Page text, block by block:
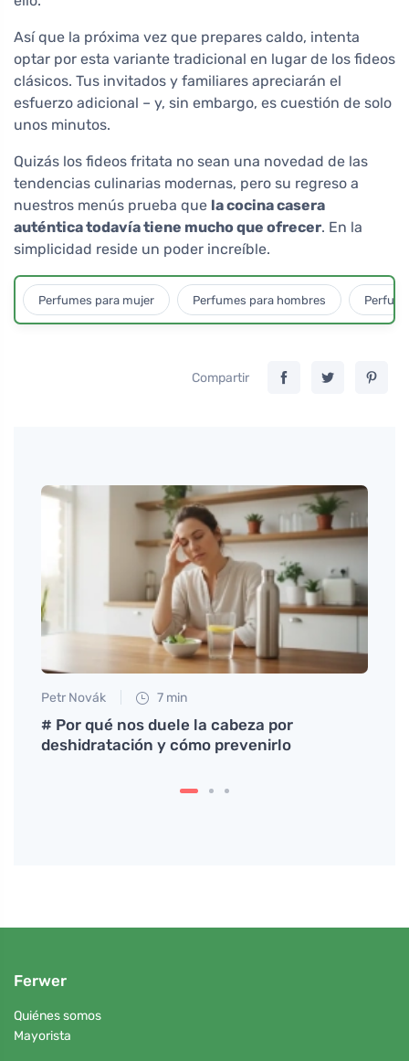
Así que la próxima vez que prepares caldo, intenta
optar por esta variante tradicional en lugar de los fideos
clásicos. Tus invitados y familiares apreciarán el
esfuerzo adicional – y, sin embargo, es cuestión de solo
unos minutos.
Quizás los fideos fritata no sean una novedad de las
tendencias culinarias modernas, pero su regreso a
nuestros menús prueba que la cocina casera
auténtica todavía tiene mucho que ofrecer. En la
simplicidad reside un poder increíble.
Perfumes para mujer Perfumes para hombres
Compartir
Petr Novák 7 min
# Por qué nos duele la cabeza por
deshidratación y cómo prevenirlo
Ferwer
Quiénes somos
Mayorista